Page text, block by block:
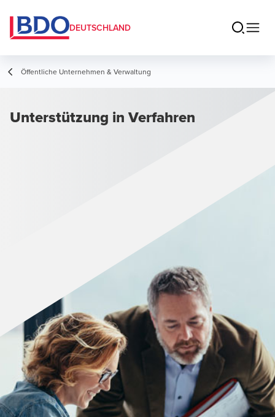
DEUTSCHLAND
Öffentliche Unternehmen & Verwaltung
Unterstützung in Verfahren